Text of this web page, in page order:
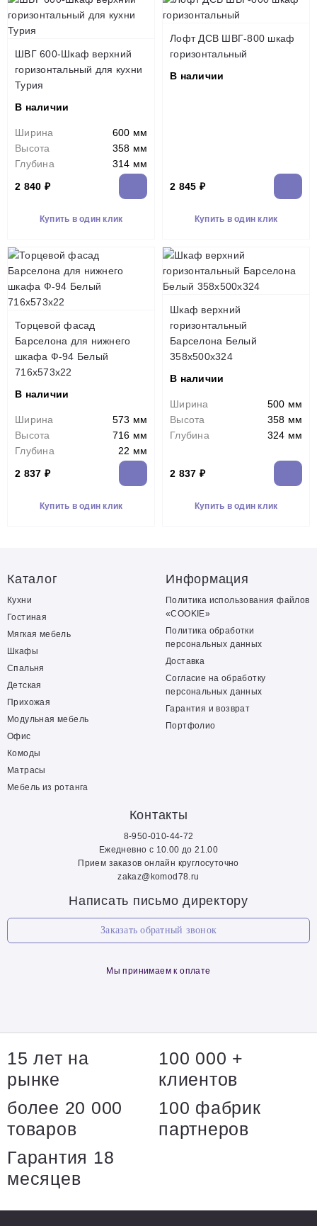
ШВГ 600-Шкаф верхний
горизонтальный для кухни
Турия
В наличии
Ширина
600 мм
Высота
358 мм
Глубина
314 мм
2 840 ₽
Купить в один клик
Лофт ДСВ ШВГ-800 шкаф
горизонтальный
В наличии
2 845 ₽
Купить в один клик
Торцевой фасад
Барселона для нижнего
шкафа Ф-94 Белый
716х573х22
В наличии
Ширина
573 мм
Высота
716 мм
Глубина
22 мм
2 837 ₽
Купить в один клик
Шкаф верхний
горизонтальный
Барселона Белый
358х500х324
В наличии
Ширина
500 мм
Высота
358 мм
Глубина
324 мм
2 837 ₽
Купить в один клик
Каталог
Кухни
Гостиная
Мягкая мебель
Шкафы
Спальня
Детская
Прихожая
Модульная мебель
Офис
Комоды
Матрасы
Мебель из ротанга
Информация
Политика использования файлов
«COOKIE»
Политика обработки
персональных данных
Доставка
Согласие на обработку
персональных данных
Гарантия и возврат
Портфолио
Контакты
8-950-010-44-72
Ежедневно с 10.00 до 21.00
Прием заказов онлайн круглосуточно
zakaz@komod78.ru
Написать письмо директору
Заказать обратный звонок
Мы принимаем к оплате
15 лет на
рынке
100 000 +
клиентов
более 20 000
товаров
100 фабрик
партнеров
Гарантия 18
месяцев